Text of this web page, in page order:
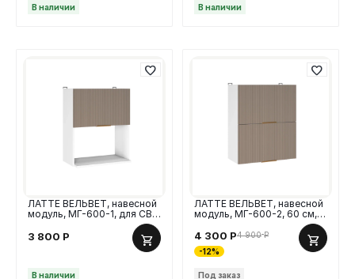
В наличии В наличии
ЛАТТЕ ВЕЛЬВЕТ, навесной
модуль, МГ-600-1, для СВЧ,
3 800 Р
В наличии
ЛАТТЕ ВЕЛЬВЕТ, навесной
модуль, МГ-600-2, 60 см,
4 300 Р4 900 Р
-12%
Под заказ